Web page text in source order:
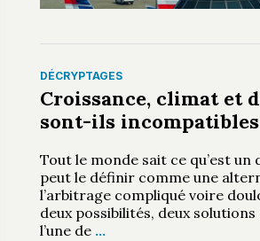
DÉCRYPTAGES
Croissance, climat et
sont-ils incompatibles
Tout le monde sait ce qu’est un
peut le définir comme une
l’arbitrage compliqué voire
deux possibilités, deux solutions
l’une de …